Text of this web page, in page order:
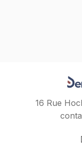
16 Rue